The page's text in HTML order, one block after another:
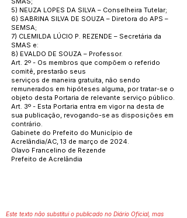
5) NEUZA LOPES DA SILVA – Conselheira Tutelar;
6) SABRINA SILVA DE SOUZA – Diretora do APS –
SEMSA;
7) CLEMILDA LÚCIO P. REZENDE – Secretária da
SMAS e:
8) EVALDO DE SOUZA – Professor.
Art. 2º - Os membros que compõem o referido
comitê, prestarão seus
serviços de maneira gratuita, não sendo
remunerados em hipóteses alguma, por tratar-se o
objeto desta Portaria de relevante serviço público.
Art. 3º - Esta Portaria entra em vigor na desta de
sua publicação, revogando-se as disposições em
contrário.
Gabinete do Prefeito do Município de
Acrelândia/AC, 13 de março de 2024.
Olavo Francelino de Rezende
Prefeito de Acrelândia
Este texto não substitui o publicado no Diário Oficial, mas